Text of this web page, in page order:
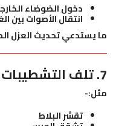
دخول الضوضاء
انتقال الأصوات بين
ما يستدعي تحديث العزل
7. تلف التشطيبات الداخلية
مثل:-
تقشر البلاط